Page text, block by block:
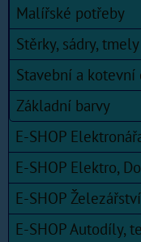
Malířské potřeby
Stěrky, sádry, tmely
Stavební a kotevní
Základní barvy
E-SHOP
E-SHOP Elektro,
E-SHOP Železářství
E-SHOP Autodíly,